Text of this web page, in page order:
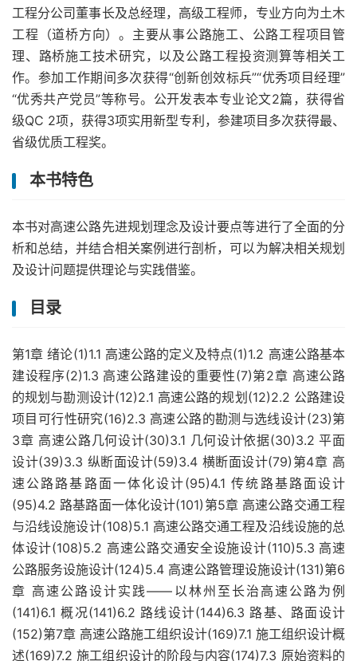
工程分公司董事长及总经理，高级工程师，专业方向为土木
工程（道桥方向）。主要从事公路施工、公路工程项目管
理、路桥施工技术研究，以及公路工程投资测算等相关工
作。参加工作期间多次获得“创新创效标兵”“优秀项目经理”
“优秀共产党员”等称号。公开发表本专业论文2篇，获得省
级QC 2项，获得3项实用新型专利，参建项目多次获得最、
省级优质工程奖。
本书特色
本书对高速公路先进规划理念及设计要点等进行了全面的分
析和总结，并结合相关案例进行剖析，可以为解决相关规划
及设计问题提供理论与实践借鉴。
目录
第1章 绪论(1)1.1 高速公路的定义及特点(1)1.2 高速公路基本
建设程序(2)1.3 高速公路建设的重要性(7)第2章 高速公路
的规划与勘测设计(12)2.1 高速公路的规划(12)2.2 公路建设
项目可行性研究(16)2.3 高速公路的勘测与选线设计(23)第
3章 高速公路几何设计(30)3.1 几何设计依据(30)3.2 平面
设计(39)3.3 纵断面设计(59)3.4 横断面设计(79)第4章 高
速公路路基路面一体化设计(95)4.1 传统路基路面设计
(95)4.2 路基路面一体化设计(101)第5章 高速公路交通工程
与沿线设施设计(108)5.1 高速公路交通工程及沿线设施的总
体设计(108)5.2 高速公路交通安全设施设计(110)5.3 高速
公路服务设施设计(124)5.4 高速公路管理设施设计(131)第6
章 高速公路设计实践——以林州至长治高速公路为例
(141)6.1 概况(141)6.2 路线设计(144)6.3 路基、路面设计
(152)第7章 高速公路施工组织设计(169)7.1 施工组织设计概
述(169)7.2 施工组织设计的阶段与内容(174)7.3 原始资料的